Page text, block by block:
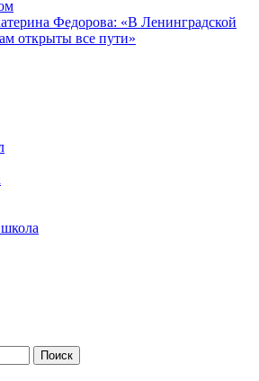
Федорова: «В Ленинградской
открыты все пути»